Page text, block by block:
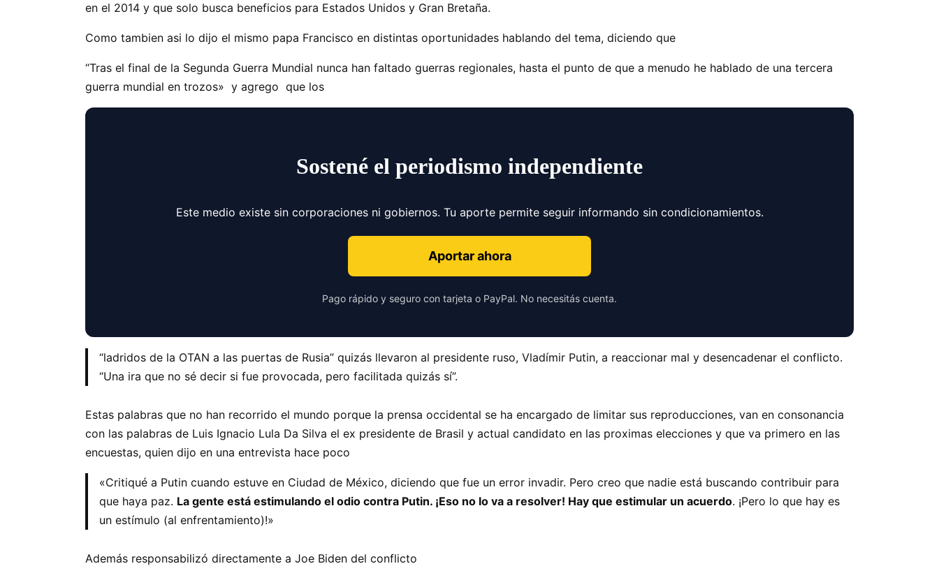
en el 2014 y que solo busca beneficios para Estados Unidos y Gran Bretaña.
Como tambien asi lo dijo el mismo papa Francisco en distintas oportunidades hablando del tema, diciendo que
“Tras el final de la Segunda Guerra Mundial nunca han faltado guerras regionales, hasta el punto de que a menudo he hablado de una tercera
guerra mundial en trozos» y agrego que los
Sostené el periodismo independiente
Este medio existe sin corporaciones ni gobiernos. Tu aporte permite seguir informando sin condicionamientos.
Aportar ahora
Pago rápido y seguro con tarjeta o PayPal. No necesitás cuenta.
“ladridos de la OTAN a las puertas de Rusia” quizás llevaron al presidente ruso, Vladímir Putin, a reaccionar mal y desencadenar el conflicto.
“Una ira que no sé decir si fue provocada, pero facilitada quizás sí”.
Estas palabras que no han recorrido el mundo porque la prensa occidental se ha encargado de limitar sus reproducciones, van en consonancia
con las palabras de Luis Ignacio Lula Da Silva el ex presidente de Brasil y actual candidato en las proximas elecciones y que va primero en las
encuestas, quien dijo en una entrevista hace poco
«Critiqué a Putin cuando estuve en Ciudad de México, diciendo que fue un error invadir. Pero creo que nadie está buscando contribuir para
que haya paz. La gente está estimulando el odio contra Putin. ¡Eso no lo va a resolver! Hay que estimular un acuerdo. ¡Pero lo que hay es
un estímulo (al enfrentamiento)!»
Además responsabilizó directamente a Joe Biden del conflicto